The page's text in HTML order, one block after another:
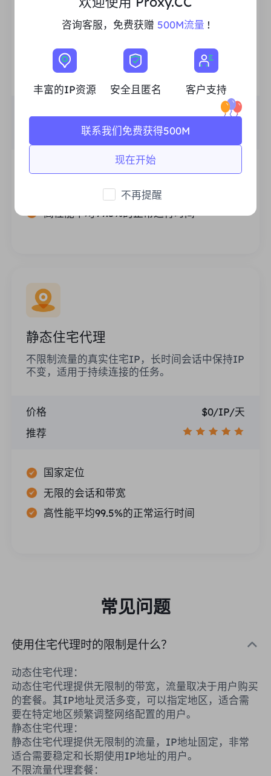
不限制流量的真实住宅IP，高效节省流量计费成
本，适用于大流量数据传输任务。
$0/天
支持Multi-Concurrency
无限的会话和带宽
高性能平均99.5%的正常运行时间
静态住宅代理
不限制流量的真实住宅IP，长时间会话中保持IP
不变，适用于持续连接的任务。
价格
$0/IP/天
推荐
国家定位
无限的会话和带宽
高性能平均99.5%的正常运行时间
常见问题
使用住宅代理时的限制是什么？
动态住宅代理：
动态住宅代理提供无限制的带宽，流量取决于用户购买
的套餐。其IP地址灵活多变，可以指定地区，适合需
要在特定地区频繁调整网络配置的用户。
静态住宅代理：
静态住宅代理提供无限制的流量，IP地址固定，非常
适合需要稳定和长期使用IP地址的用户。
不限流量代理套餐：
咨询客服，免费获赠 500M流量 !
丰富的IP资源 安全且匿名 客户支持
现在开始
联系我们免费获得500M
不再提醒